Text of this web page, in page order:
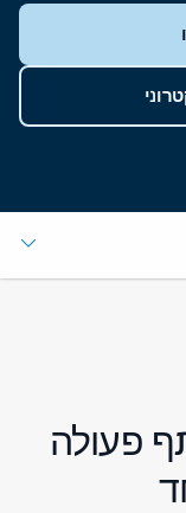
פעולה